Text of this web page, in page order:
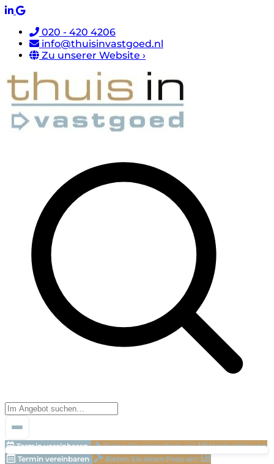
020 - 420 4206
info@thuisinvastgoed.nl
Zu unserer Website ›
Termin vereinbaren Bieten Sie einen Preis an!
Wertschätzung
Termin vereinbaren
Bieten Sie einen Preis an!